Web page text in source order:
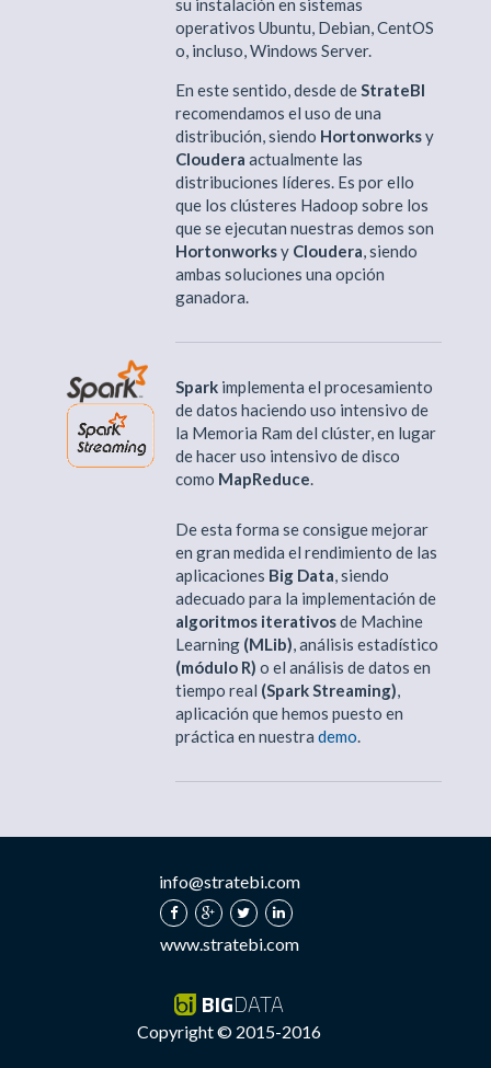
su instalación en sistemas
operativos Ubuntu, Debian, CentOS
o, incluso, Windows Server.
En este sentido, desde deStrateBI
recomendamos el uso de una
distribución, siendo Hortonworksy
Cloudera actualmente las
distribuciones líderes. Es por ello
que los clústeres Hadoop sobre los
que se ejecutan nuestras demos son
Hortonworksy Cloudera, siendo
ambas soluciones una opción
ganadora.
Spark implementa el procesamiento
de datos haciendo uso intensivo de
la Memoria Ram del clúster, en lugar
de hacer uso intensivo de disco
como MapReduce.
De esta forma se consigue mejorar
en gran medida el rendimiento de las
aplicaciones Big Data, siendo
adecuado para la implementación de
algoritmos iterativosde Machine
Learning (MLib), análisis estadístico
(módulo R) o el análisis de datos en
tiempo real (Spark Streaming),
aplicación que hemos puesto en
práctica en nuestra demo.
info@stratebi.com
www.stratebi.com
BIGDATA
Copyright © 2015-2016